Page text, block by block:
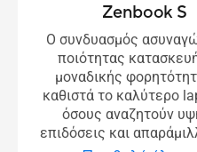
Zenbook S
Ο συνδυασμός
ποιότητας
μοναδικής
καθιστά το καλύτερο
όσους αναζητούν
επιδόσεις και